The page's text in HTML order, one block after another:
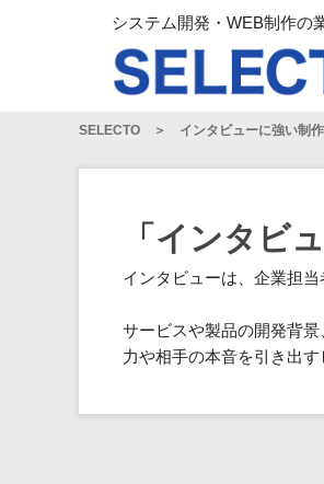
システム開発・WEB制作の
フレームワーク
パッケージ
SELECTO インタビューに強い制
「インタビ
インタビューは、企業担
サービスや製品の開発背
力や相手の本音を引き出